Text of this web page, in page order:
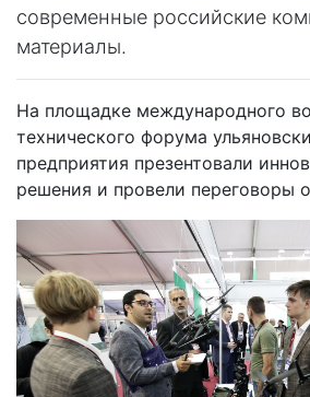
современные российские
материалы.
На площадке международного
технического форума
предприятия презентовали
решения и провели переговоры